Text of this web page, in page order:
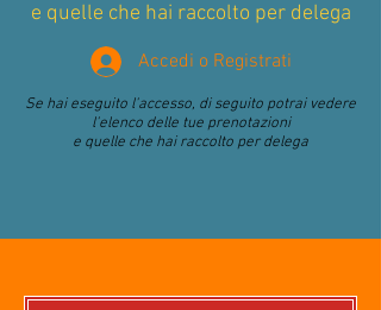
e quelle che hai raccolto per delega
Accedi o Registrati
Se hai eseguito l'accesso, di seguito potrai vedere
l'elenco delle tue prenotazioni
e quelle che hai raccolto per delega